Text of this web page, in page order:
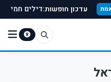
עדכון חופשות:דילים חמים